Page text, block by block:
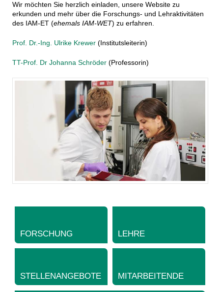
Wir möchten Sie herzlich einladen, unsere Website zu
erkunden und mehr über die Forschungs- und Lehraktivitäten
des IAM-ET (ehemals IAM-WET) zu erfahren.
Prof. Dr.-Ing. Ulrike Krewer(Institutsleiterin)
TT-Prof. Dr Johanna Schröder(Professorin)
FOR­SCHUNG LEHRE
STELLEN­ANGEBOTE MIT­AR­BEI­TEN­DE